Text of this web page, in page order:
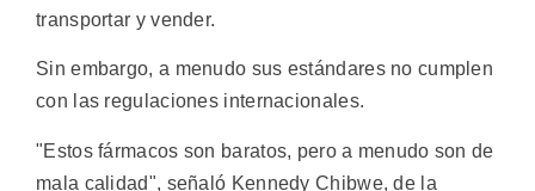
transportar y vender.
Sin embargo, a menudo sus estándares no cumplen
con las regulaciones internacionales.
"Estos fármacos son baratos, pero a menudo son de
mala calidad", señaló Kennedy Chibwe, de la